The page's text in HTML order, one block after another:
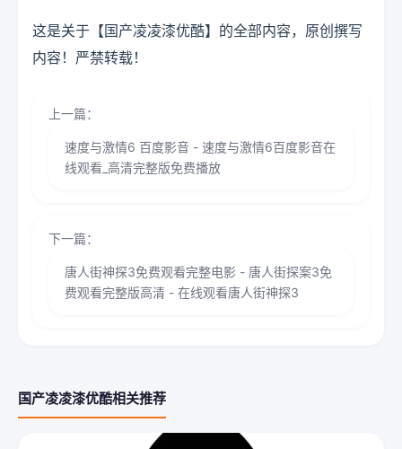
这是关于【国产凌凌漆优酷】的全部内容，原创撰写
内容！严禁转载！
上一篇：
速度与激情6 百度影音 - 速度与激情6百度影音在
线观看_高清完整版免费播放
下一篇：
唐人街神探3免费观看完整电影 - 唐人街探案3免
费观看完整版高清 - 在线观看唐人街神探3
国产凌凌漆优酷相关推荐